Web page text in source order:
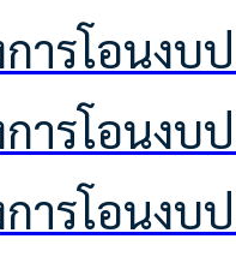
งการโอน
งการโอน
งการโอน